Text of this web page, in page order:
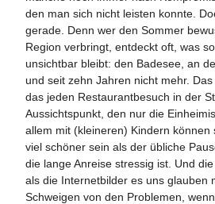
den man sich nicht leisten konnte.
gerade. Denn wer den Sommer
Region verbringt, entdeckt oft, was
unsichtbar bleibt: den Badesee, an
und seit zehn Jahren nicht mehr.
das jeden Restaurantbesuch in der
Aussichtspunkt, den nur die
allem mit (kleineren) Kindern können
viel schöner sein als der übliche
die lange Anreise stressig ist. Und
als die Internetbilder es uns glauben
Schweigen von den Problemen,